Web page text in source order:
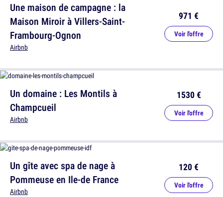
Une maison de campagne : la
Maison Miroir à Villers-Saint-
Frambourg-Ognon
Airbnb
971 €
Voir l'offre
Un gîte avec spa de nage à
Pommeuse en Ile-de France
Airbnb
120 €
Voir l'offre
Un domaine : Les Montils à
Champcueil
Airbnb
1530 €
Voir l'offre